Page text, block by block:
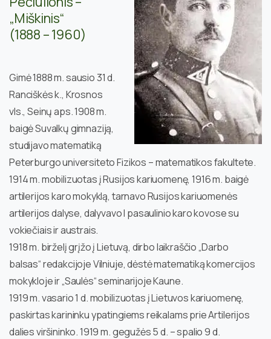
„Miškinis“
(1888 – 1960)
Gimė 1888 m. sausio 31 d.
Ranciškės k., Krosnos
vls., Seinų aps. 1908 m.
baigė Suvalkų gimnaziją,
studijavo matematiką
Peterburgo universiteto Fizikos – matematikos fakultete.
1914 m. mobilizuotas į Rusijos kariuomenę, 1916 m. baigė
artilerijos karo mokyklą, tarnavo Rusijos kariuomenės
artilerijos dalyse, dalyvavo I pasaulinio karo kovose su
vokiečiais ir austrais.
1918 m. birželį grįžo į Lietuvą, dirbo laikraščio „Darbo
balsas“ redakcijoje Vilniuje, dėstė matematiką komercijos
mokykloje ir „Saulės“ seminarijoje Kaune.
1919 m. vasario 1 d. mobilizuotas į Lietuvos kariuomenę,
paskirtas karininku ypatingiems reikalams prie Artilerijos
dalies viršininko. 1919 m. gegužės 5 d. – spalio 9 d.